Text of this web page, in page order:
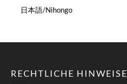
日本語/Nihongo
RECHTLICHE HINWEISE